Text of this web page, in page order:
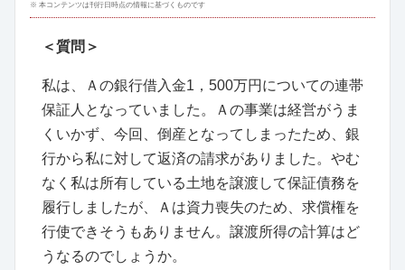
※ 本コンテンツは刊行日時点の情報に基づくものです
＜質問＞
私は、Ａの銀行借入金1，500万円についての連帯
保証人となっていました。Ａの事業は経営がうま
くいかず、今回、倒産となってしまったため、銀
行から私に対して返済の請求がありました。やむ
なく私は所有している土地を譲渡して保証債務を
履行しましたが、Ａは資力喪失のため、求償権を
行使できそうもありません。譲渡所得の計算はど
うなるのでしょうか。